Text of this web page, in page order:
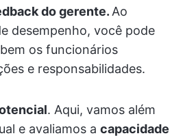
do gerente. Ao
desempenho, você pode
os funcionários
e responsabilidades.
. Aqui, vamos além
e avaliamos a capacidade